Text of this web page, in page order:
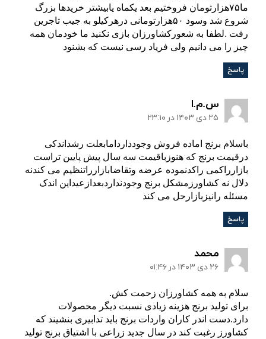
ما۷۵هزارتومان فروختیم بعد یکماه یابیشتر خریدها بزرگ
شروع شد وسود ۵۰هزارتومانی درهرکیلو به جیب تاجرین
رفت .لطفا به شعورکشاورزان بازی نکنید ما خودمان همه
چیز را می دانیم ولی فریاد رسی نیست که بشنود
پاسخ
س.م.ا
۲۵ دی ۱۴۰۳ در ۲۳:۱۰
باسلام برنج اماده فروش وجودداردامابعلت رشداندکی
درقیمت برنج که هنوزباقیمت سه سال پیش پایین تراست
بازارراکمی راکدنموده عرضه وتقاضابازارراتنظیم می کندنه
دلال نه کشاورزمشکل برنج وجودنداردبعدازعیداین اندک
مسئله رانیزبازارحل می کند
پاسخ
محمد
:
۲۶ دی ۱۴۰۳ در ۰۱:۴۶
سلام به همه کشاورزان زحمت کش.
برای تولید برنج هزینه زیادی نسبت دیگر محصولات
دارد.دست اندر کاران واردات برنج باید تدابیری بنشیند که
کشاورز رغبت کند در سال جدید زراعی با اشتیاق برنج تولید